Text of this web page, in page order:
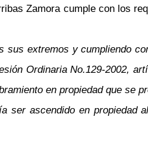
Zamora cumple con los
extremos y cumpliendo
Ordinaria No.129-2002,
en propiedad que se
ascendido en propiedad